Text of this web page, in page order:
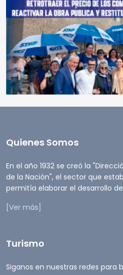
Quienes Somos
En el año 1932 se creó la
de la Nación", el sector que
permitía elaborar el desarrollo
[Ver más]
Turismo
Siganos en nuestras redes para